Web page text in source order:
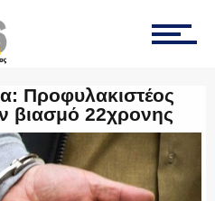
Προφυλακιστέος
βιασμό 22χρονης